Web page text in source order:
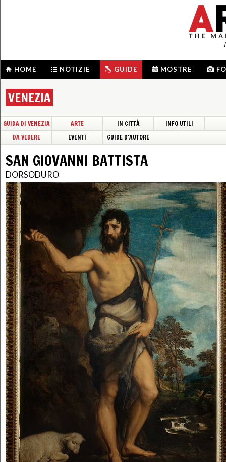
HOME NOTIZIE GUIDE MOSTRE
VENEZIA
GUIDA DI VENEZIA ARTE IN CITTÀ
INFO UTILI
DA VEDERE
EVENTI GUIDE D'AUTORE
SAN GIOVANNI BATTISTA
DORSODURO